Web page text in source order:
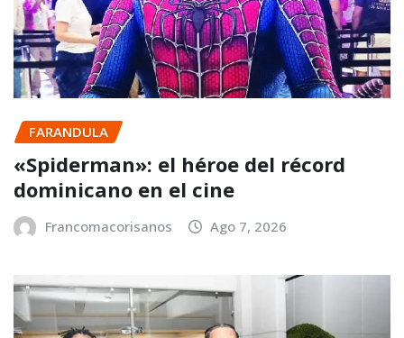
FARANDULA
«Spiderman»: el héroe del récord
dominicano en el cine
Francomacorisanos Ago 7, 2026